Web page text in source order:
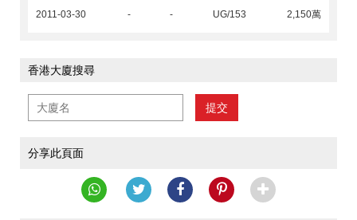
2011-03-30
- - UG/153 2,150萬
香港大廈搜尋
提交
分享此頁面